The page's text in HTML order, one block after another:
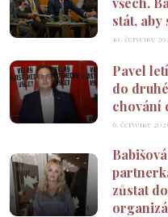
stát,
10. července
Pavel
do
chování
6. července
zůstat